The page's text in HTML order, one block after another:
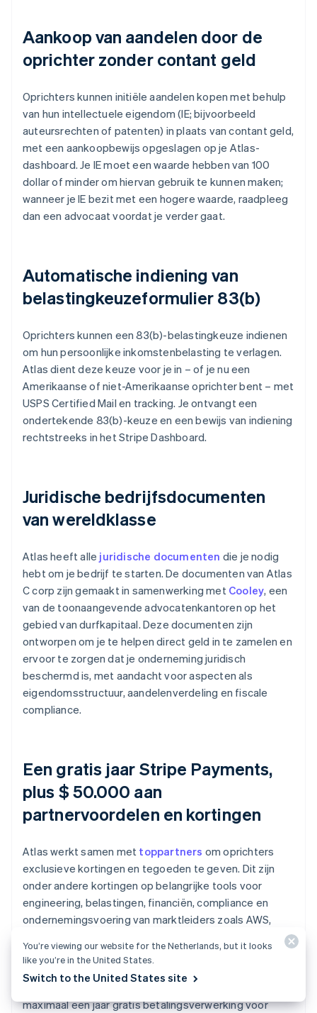
Aankoop van aandelen door de
oprichter zonder contant geld
Oprichters kunnen initiële aandelen kopen met behulp
van hun intellectuele eigendom (IE; bijvoorbeeld
auteursrechten of patenten) in plaats van contant geld,
met een aankoopbewijs opgeslagen op je Atlas-
dashboard. Je IE moet een waarde hebben van 100
dollar of minder om hiervan gebruik te kunnen maken;
wanneer je IE bezit met een hogere waarde, raadpleeg
dan een advocaat voordat je verder gaat.
Automatische indiening van
belastingkeuzeformulier 83(b)
Oprichters kunnen een 83(b)-belastingkeuze indienen
om hun persoonlijke inkomstenbelasting te verlagen.
Atlas dient deze keuze voor je in – of je nu een
Amerikaanse of niet-Amerikaanse oprichter bent – met
USPS Certified Mail en tracking. Je ontvangt een
ondertekende 83(b)-keuze en een bewijs van indiening
rechtstreeks in het Stripe Dashboard.
Juridische bedrijfsdocumenten
van wereldklasse
Atlas heeft alle juridische documenten die je nodig
hebt om je bedrijf te starten. De documenten van Atlas
C corp zijn gemaakt in samenwerking met Cooley, een
van de toonaangevende advocatenkantoren op het
gebied van durfkapitaal. Deze documenten zijn
ontworpen om je te helpen direct geld in te zamelen en
ervoor te zorgen dat je onderneming juridisch
beschermd is, met aandacht voor aspecten als
eigendomsstructuur, aandelenverdeling en fiscale
compliance.
Een gratis jaar Stripe Payments,
plus $ 50.000 aan
partnervoordelen en kortingen
Atlas werkt samen met toppartners om oprichters
exclusieve kortingen en tegoeden te geven. Dit zijn
onder andere kortingen op belangrijke tools voor
engineering, belastingen, financiën, compliance en
ondernemingsvoering van marktleiders zoals AWS,
vereiste geregistreerde agent in Delaware tijdens je
eerste jaar. Bovendien krijg je als Atlas-gebruiker
maximaal een jaar gratis betalingsverwerking voor
You’re viewing our website for the Netherlands, but it looks
like you’re in the United States.
Switch to the United States site